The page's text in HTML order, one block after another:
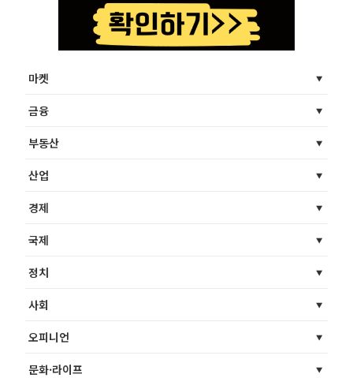
마켓
금융
부동산
산업
경제
국제
정치
사회
오피니언
문화·라이프